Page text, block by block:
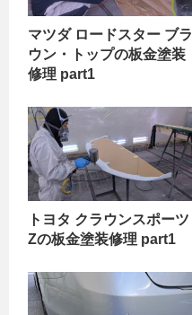
マツダ ロードスター ブラ
ウン・トップの板金塗装
修理 part1
トヨタ クラウンスポーツ
Zの板金塗装修理 part1